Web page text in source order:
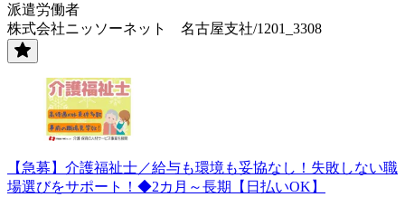
派遣労働者
株式会社ニッソーネット 名古屋支社/1201_3308
【急募】介護福祉士／給与も環境も妥協なし！失敗しない職
場選びをサポート！◆2カ月～長期【日払いOK】